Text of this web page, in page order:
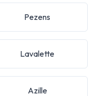
Pezens
Lavalette
Azille